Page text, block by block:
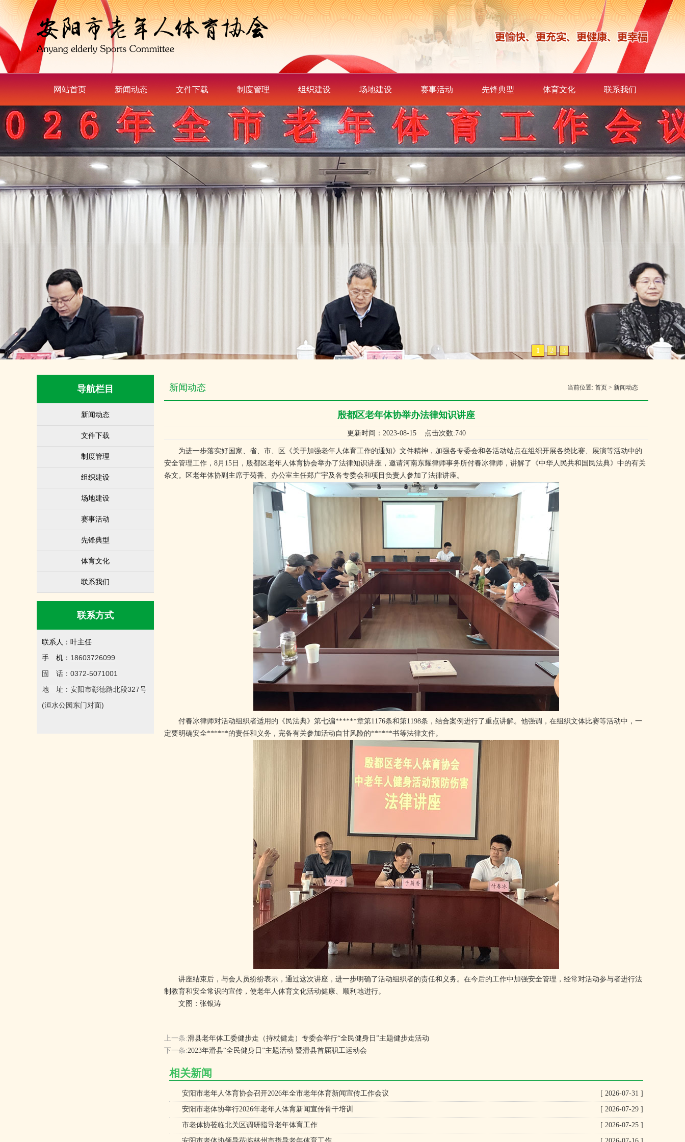
网站首页 新闻动态 文件下载 制度管理 组织建设 场地建设 赛事活动 先锋典型 体育文化 联系我们
1 2 3
当前位置: 首页 > 新闻动态
新闻动态
殷都区老年体协举办法律知识讲座
更新时间：2023-08-15 点击次数:740
为进一步落实好国家、省、市、区《关于加强老年人体育工作的通知》文件精神，加强各专委会和各活动站点在组织开展各类比赛、展演等活动中的
安全管理工作，8月15日，殷都区老年人体育协会举办了法律知识讲座，邀请河南东耀律师事务所付春冰律师，讲解了《中华人民共和国民法典》中的有关
条文。区老年体协副主席于菊香、办公室主任郑广宇及各专委会和项目负责人参加了法律讲座。
付春冰律师对活动组织者适用的《民法典》第七编******章第1176条和第1198条，结合案例进行了重点讲解。他强调，在组织文体比赛等活动中，一
定要明确安全******的责任和义务，完备有关参加活动自甘风险的******书等法律文件。
讲座结束后，与会人员纷纷表示，通过这次讲座，进一步明确了活动组织者的责任和义务。在今后的工作中加强安全管理，经常对活动参与者进行法
制教育和安全常识的宣传，使老年人体育文化活动健康、顺利地进行。
文图：张银涛
上一条:滑县老年体工委健步走（持杖健走）专委会举行“全民健身日”主题健步走活动
下一条:2023年滑县“全民健身日”主题活动 暨滑县首届职工运动会
相关新闻
[ 2026-07-31 ]
安阳市老年人体育协会召开2026年全市老年体育新闻宣传工作会议
[ 2026-07-29 ]
安阳市老体协举行2026年老年人体育新闻宣传骨干培训
[ 2026-07-25 ]
市老体协莅临北关区调研指导老年体育工作
导航栏目
新闻动态
文件下载
制度管理
组织建设
场地建设
赛事活动
先锋典型
体育文化
联系我们
联系方式
联系人：叶主任
手 机： 18603726099
固 话：0372-5071001
地 址：安阳市彰德路北段327号
(洹水公园东门对面)